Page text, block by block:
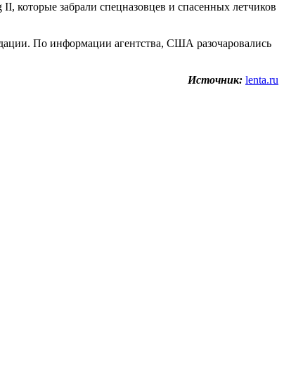
которые забрали спецназовцев и спасенных летчиков
По информации агентства, США разочаровались
Источник: lenta.ru